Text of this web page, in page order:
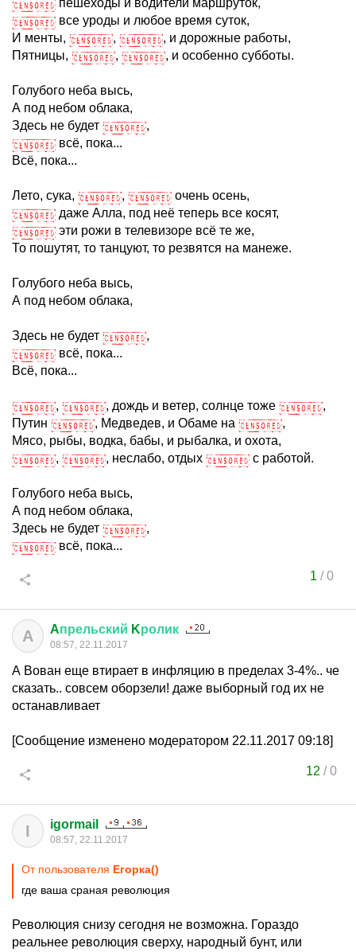
пешеходы и водители маршруток,
все уроды и любое время суток,
И менты,
,
, и дорожные работы,
Пятницы,
, , и особенно субботы.
Голубого неба высь,
А под небом облака,
Здесь не будет
,
всё, пока...
Всё, пока...
Лето, сука, ,
очень осень,
даже Алла, под неё теперь все косят,
эти рожи в телевизоре всё те же,
То пошутят, то танцуют, то резвятся на манеже.
Голубого неба высь,
А под небом облака,
Здесь не будет
,
всё, пока...
Всё, пока...
, , дождь и ветер, солнце тоже
,
Путин
, Медведев, и Обаме на
,
Мясо, рыбы, водка, бабы, и рыбалка, и охота,
,
, неслабо, отдых с работой.
Голубого неба высь,
А под небом облака,
Здесь не будет
,
всё, пока...
1 /0
A Aпрельский Kролик
08:57, 22.11.2017
А Вован еще втирает в инфляцию в пределах 3-4%.. че
сказать.. совсем оборзели! даже выборный год их не
останавливает
[Сообщение изменено модератором 22.11.2017 09:18]
12 /0
I igormail
08:57, 22.11.2017
От пользователя Егорка()
где ваша сраная революция
Революция снизу сегодня не возможна. Гораздо
реальнее революция сверху, народный бунт, или